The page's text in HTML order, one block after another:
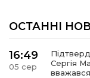
ОСТАННІ
16:49
05 сер
Сергія